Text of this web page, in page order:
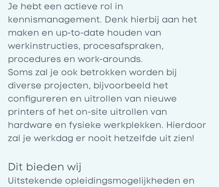
Je hebt een actieve rol in
kennismanagement. Denk hierbij aan het
maken en up-to-date houden van
werkinstructies, procesafspraken,
procedures en work-arounds.
Soms zal je ook betrokken worden bij
diverse projecten, bijvoorbeeld het
configureren en uitrollen van nieuwe
printers of het on-site uitrollen van
hardware en fysieke werkplekken. Hierdoor
zal je werkdag er nooit hetzelfde uit zien!
Dit bieden wij
Uitstekende opleidingsmogelijkheden en